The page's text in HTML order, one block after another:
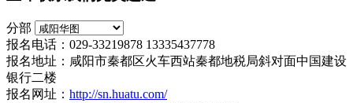
分部
报名电话：029-33219878 13335437778
报名地址：咸阳市秦都区火车西站秦都地税局斜对面中国建设
银行二楼
报名网址： http://sn.huatu.com/